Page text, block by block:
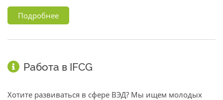
Подробнее
Работа в IFCG
Хотите развиваться в сфере ВЭД? Мы ищем молодых